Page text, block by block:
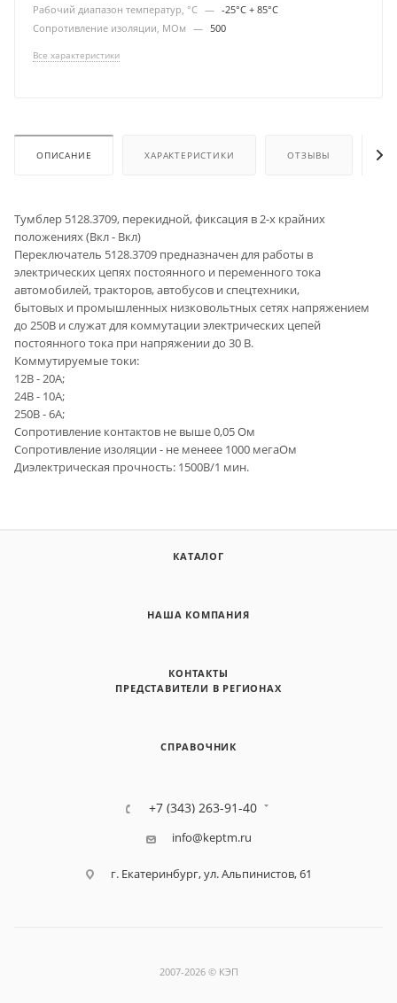
Рабочий диапазон температур, °С — -25°С + 85°С
Сопротивление изоляции, МОм — 500
Все характеристики
ОПИСАНИЕ ХАРАКТЕРИСТИКИ ОТЗЫВЫ
Тумблер 5128.3709, перекидной, фиксация в 2-х крайних
положениях (Вкл - Вкл)
Переключатель 5128.3709 предназначен для работы в
электрических цепях постоянного и переменного тока
автомобилей, тракторов, автобусов и спецтехники,
бытовых и промышленных низковольтных сетях напряжением
до 250В и служат для коммутации электрических цепей
постоянного тока при напряжении до 30 В.
Коммутируемые токи:
12В - 20А;
24В - 10А;
250В - 6А;
Сопротивление контактов не выше 0,05 Ом
Сопротивление изоляции - не менеее 1000 мегаОм
Диэлектрическая прочность: 1500В/1 мин.
КАТАЛОГ
НАША КОМПАНИЯ
КОНТАКТЫ
ПРЕДСТАВИТЕЛИ В РЕГИОНАХ
СПРАВОЧНИК
+7 (343) 263-91-40
info@keptm.ru
г. Екатеринбург, ул. Альпинистов, 61
2007-2026 © КЭП